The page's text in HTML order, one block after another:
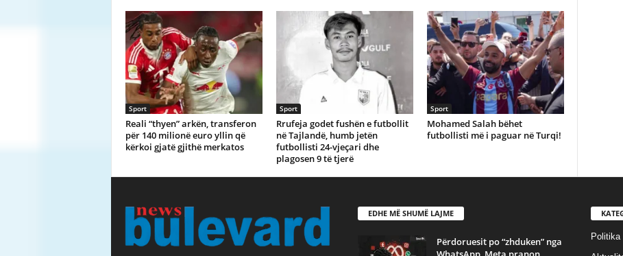
Sport
Reali “thyen” arkën, transferon
për 140 milionë euro yllin që
kërkoi gjatë gjithë merkatos
Sport
Rrufeja godet fushën e futbollit
në Tajlandë, humb jetën
futbollisti 24-vjeçari dhe
plagosen 9 të tjerë
Sport
Mohamed Salah bëhet
futbollisti më i paguar në Turqi!
EDHE MË SHUMË LAJME
Përdoruesit po “zhduken” nga
Politika